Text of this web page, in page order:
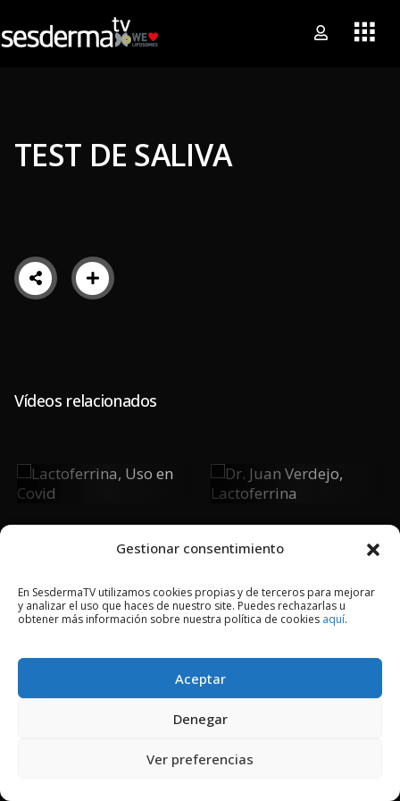
Gestionar consentimiento
En SesdermaTV utilizamos cookies propias y de terceros para mejorar
y analizar el uso que haces de nuestro site. Puedes rechazarlas u
obtener más información sobre nuestra política de cookies aquí.
Aceptar
Denegar
Ver preferencias
TEST DE SALIVA
Vídeos relacionados
Lactoferrina,
Uso En Covid
Dr. Juan
Verdejo,
Lactoferrina
2018 © Copyright Sesderma SL
AVISO LEGAL
POLÍTICA DE PRIVACIDAD
COOKIES